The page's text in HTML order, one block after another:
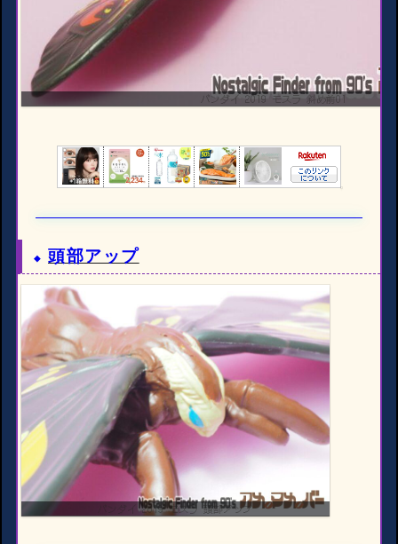
バンダイ 2019 モスラ 斜め前01
頭部アップ
バンダイ 2019 モスラ 頭部アップ